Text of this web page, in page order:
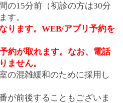
の15分前（初診の方は30分
す。
ります。WEB/アプリ予約を
約が取れます。なお、電話
ません。
の混雑緩和のために採用し
が前後することもございま